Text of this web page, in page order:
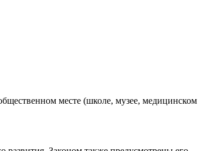
месте (школе, музее, медицинском